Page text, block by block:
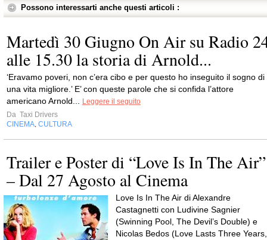
Possono interessarti anche questi articoli :
Martedì 30 Giugno On Air su Radio
alle 15.30 la storia di Arnold...
‘Eravamo poveri, non c’era cibo e per questo ho inseguito il sogno di
una vita migliore.’ E’ con queste parole che si confida l’attore
americano Arnold...
Leggere il seguito
Da Taxi Drivers
CINEMA CULTURA
Trailer e Poster di “Love Is In The Air”
– Dal 27 Agosto al Cinema
Love Is In The Air di Alexandre
Castagnetti con Ludivine Sagnier
(Swinning Pool, The Devil’s Double) e
Nicolas Bedos (Love Lasts Three Years,